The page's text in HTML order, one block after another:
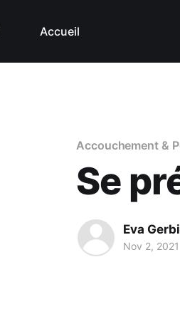
Accueil
Accouchement &
Se
Eva
Nov 2, 2021